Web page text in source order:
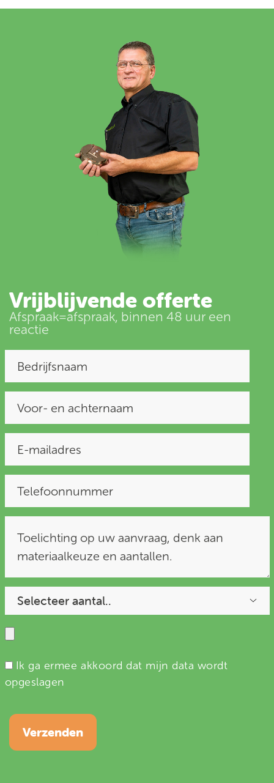
Vrijblijvende offerte
Afspraak=afspraak, binnen 48 uur een
reactie
Ik ga ermee akkoord dat mijn data wordt
opgeslagen